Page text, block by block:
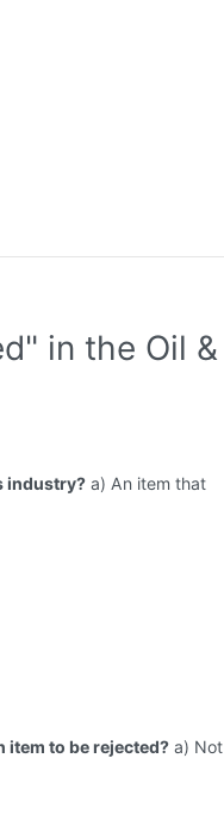
in the Oil &
industry? a) An item that
item to be rejected? a) Not